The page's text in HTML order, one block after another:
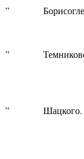
”
”
” Шацкого.